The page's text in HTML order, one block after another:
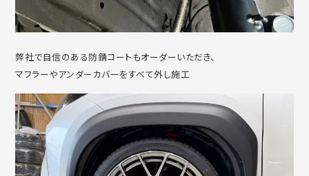
弊社で自信のある防錆コートもオーダーいただき、
マフラーやアンダーカバーをすべて外し施工